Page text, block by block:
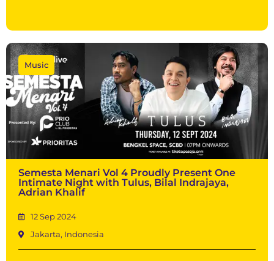
Music
Semesta Menari Vol 4 Proudly Present One
Intimate Night with Tulus, Bilal Indrajaya,
Adrian Khalif
12 Sep 2024
Jakarta, Indonesia